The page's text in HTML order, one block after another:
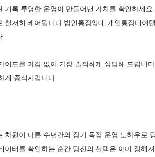
록 투명한 운영이 만들어낸 가치를 확인하세
저히 케어됩니다 법인통장임대 개인통장대여
드를 가감 없이 가장 솔직하게 상담해 드립니
게 종식시킵니다
원이 다른 수년간의 장기 독점 운영 노하우로
터를 확인하는 순간 당신의 선택은 이미 정해